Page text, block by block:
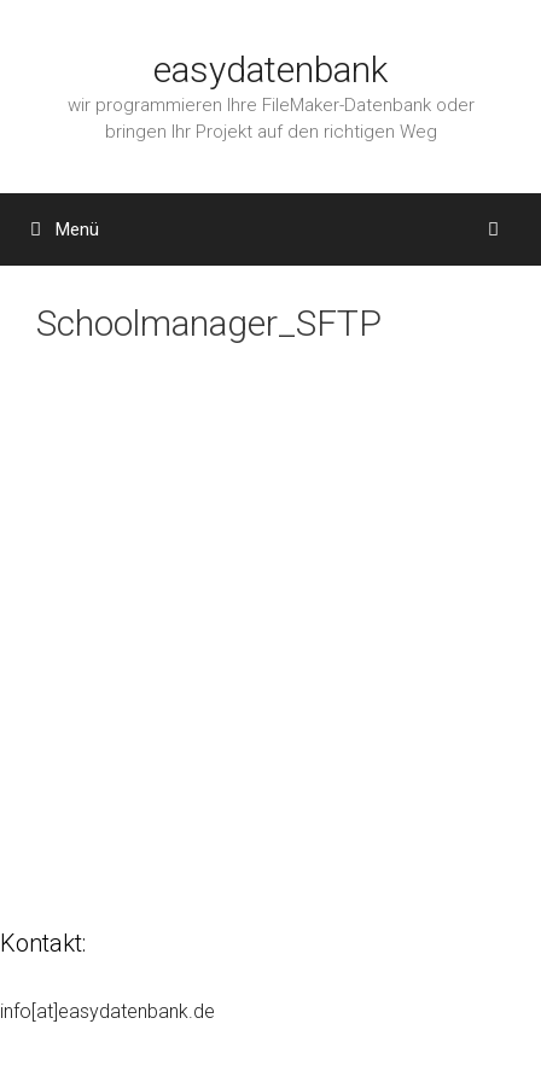
easydatenbank
wir programmieren Ihre FileMaker-Datenbank oder
bringen Ihr Projekt auf den richtigen Weg
Menü
Schoolmanager_SFTP
Kontakt:
info[at]easydatenbank.de